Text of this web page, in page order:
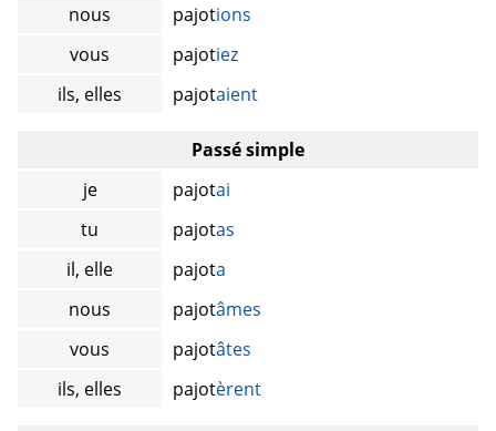
nous
pajotions
vous
pajotiez
ils, elles
pajotaient
Passé simple
je
pajotai
tu
pajotas
il, elle
pajota
nous
pajotâmes
vous
pajotâtes
ils, elles
pajotèrent